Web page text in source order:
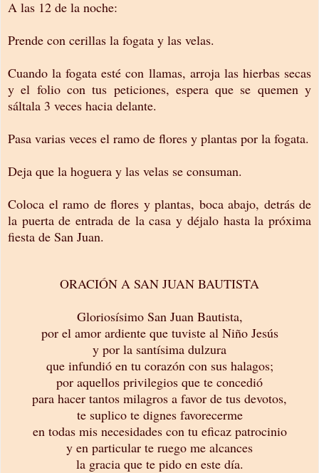
A las 12 de la noche:
Prende con cerillas la fogata y las velas.
Cuando la fogata esté con llamas, arroja las hierbas secas
y el folio con tus peticiones, espera que se quemen y
sáltala 3 veces hacia delante.
Pasa varias veces el ramo de flores y plantas por la fogata.
Deja que la hoguera y las velas se consuman.
Coloca el ramo de flores y plantas, boca abajo, detrás de
la puerta de entrada de la casa y déjalo hasta la próxima
fiesta de San Juan.
ORACIÓN A SAN JUAN BAUTISTA
Gloriosísimo San Juan Bautista,
por el amor ardiente que tuviste al Niño Jesús
y por la santísima dulzura
que infundió en tu corazón con sus halagos;
por aquellos privilegios que te concedió
para hacer tantos milagros a favor de tus devotos,
te suplico te dignes favorecerme
en todas mis necesidades con tu eficaz patrocinio
y en particular te ruego me alcances
la gracia que te pido en este día.